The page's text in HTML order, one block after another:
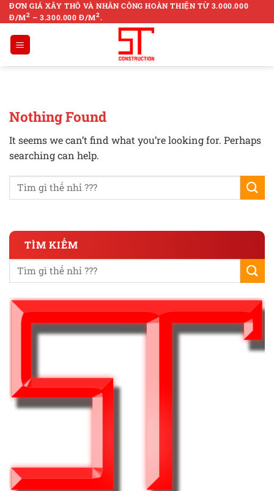
Skip
to
content
ĐƠN GIÁ XÂY THÔ VÀ NHÂN CÔNG HOÀN THIỆN TỪ 3.000.000
Đ/M2 – 3.300.000 Đ/M2.
Nothing Found
It seems we can’t find what you’re looking for. Perhaps
searching can help.
TÌM KIẾM